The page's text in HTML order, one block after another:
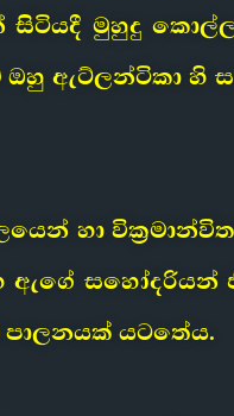
මුහුදු
ඔහු ඇට්ලන්ටිකා හි
හා
ඇගේ
පාලනයක් යටතේය.